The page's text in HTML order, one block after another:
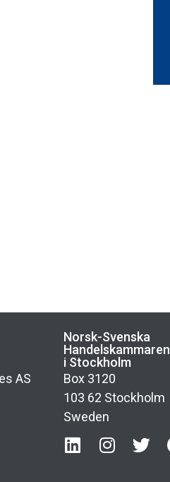
AS
Norsk-Svenska
Handelskammaren
i Stockholm
Box 3120
103 62 Stockholm
Sweden